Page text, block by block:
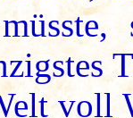
voll